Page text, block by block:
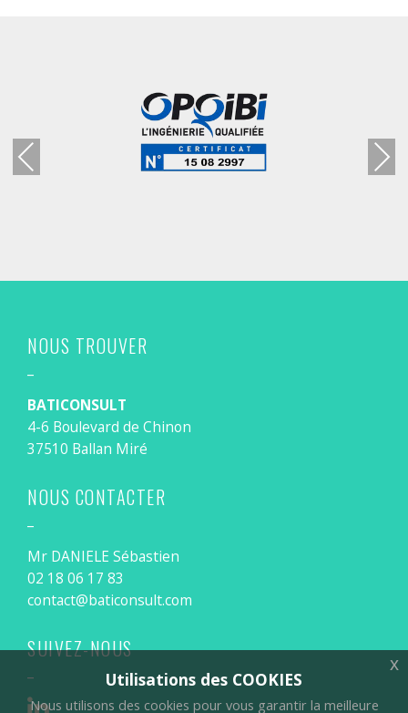
Previous Next
NOUS TROUVER
BATICONSULT
4-6 Boulevard de Chinon
37510 Ballan Miré
NOUS CONTACTER
Mr DANIELE Sébastien
02 18 06 17 83
contact@baticonsult.com
SUIVEZ-NOUS
Utilisations des COOKIES
Nous utilisons des cookies pour vous garantir la meilleure
x